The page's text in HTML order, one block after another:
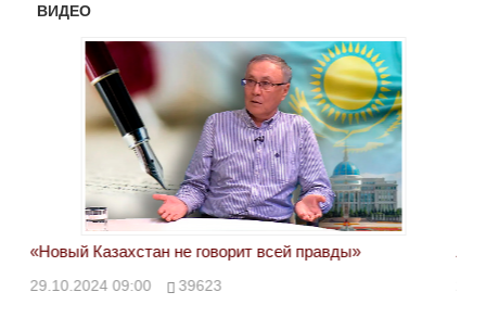
ВИДЕО
«Новый Казахстан не говорит всей правды»
29.10.2024 09:00 39623